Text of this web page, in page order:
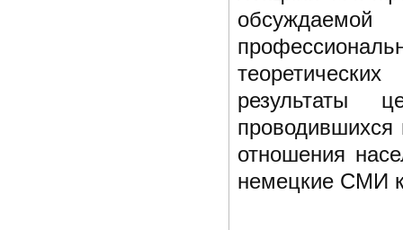
результаты
отношения
немецкие СМИ